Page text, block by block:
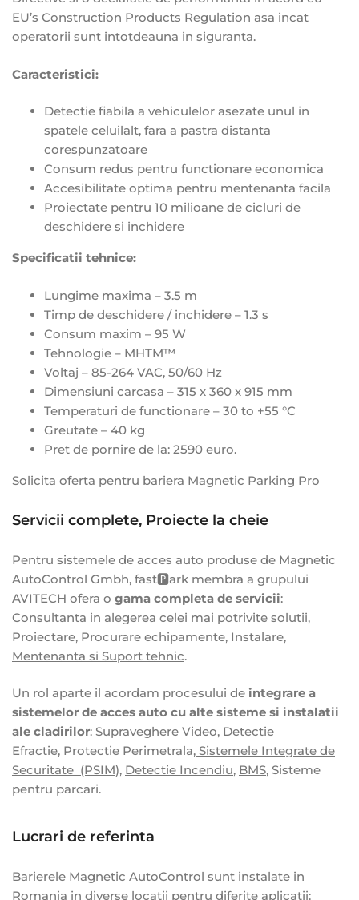
EU’s Construction Products Regulation asa incat
operatorii sunt intotdeauna in siguranta.
Caracteristici:
Detectie fiabila a vehiculelor asezate unul in
spatele celuilalt, fara a pastra distanta
corespunzatoare
Consum redus pentru functionare economica
Accesibilitate optima pentru mentenanta facila
Proiectate pentru 10 milioane de cicluri de
deschidere si inchidere
Specificatii tehnice:
Lungime maxima – 3.5 m
Timp de deschidere / inchidere – 1.3 s
Consum maxim – 95 W
Tehnologie – MHTM™
Voltaj – 85-264 VAC, 50/60 Hz
Dimensiuni carcasa – 315 x 360 x 915 mm
Temperaturi de functionare – 30 to +55 °C
Greutate – 40 kg
Pret de pornire de la: 2590 euro.
Solicita oferta pentru bariera Magnetic Parking Pro
Servicii complete, Proiecte la cheie
Pentru sistemele de acces auto produse de Magnetic
AutoControl Gmbh, fast🅿️ark membra a grupului
AVITECH ofera o gama completa de servicii:
Consultanta in alegerea celei mai potrivite solutii,
Proiectare, Procurare echipamente, Instalare,
Mentenanta si Suport tehnic.
Un rol aparte il acordam procesului de integrare a
sistemelor de acces auto cu alte sisteme si instalatii
ale cladirilor: Supraveghere Video, Detectie
Efractie, Protectie Perimetrala, Sistemele Integrate de
Securitate (PSIM), Detectie Incendiu, BMS, Sisteme
pentru parcari.
Lucrari de referinta
Barierele Magnetic AutoControl sunt instalate in
Romania in diverse locatii pentru diferite aplicatii: